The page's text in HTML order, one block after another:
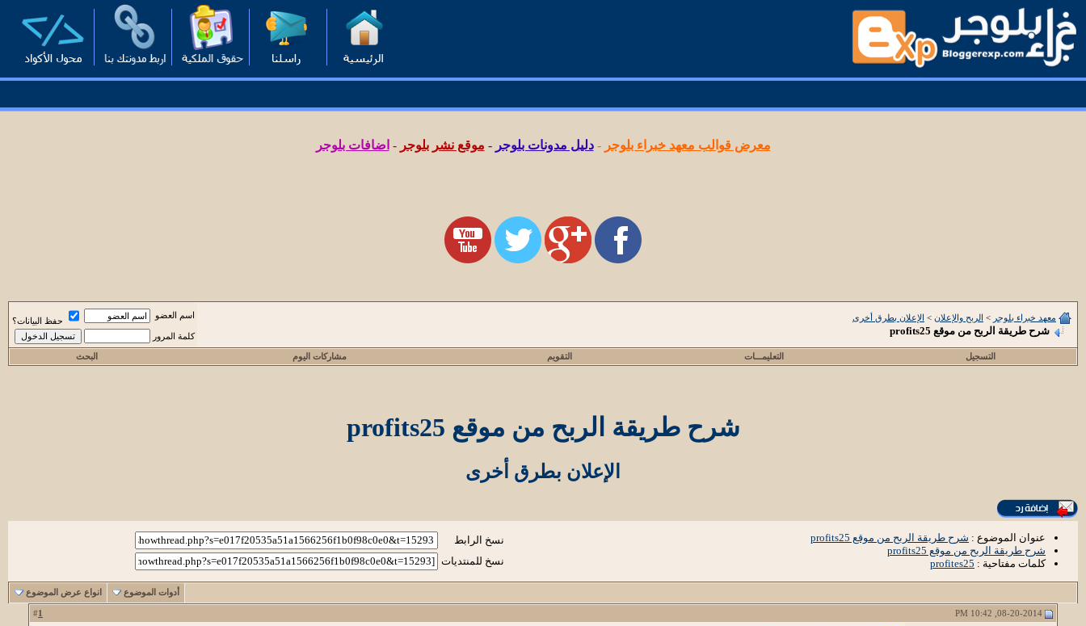
معرض قوالب معهد خبراء بلوجر -دليل مدونات بلوجر - موقع نشر بلوجر - اضافات بلوجر
معهد خبراء بلوجر > الربح والإعلان > الإعلان بطرق أخرى
شرح طريقة الربح من موقع profits25
اسم العضو
حفظ البيانات؟
كلمة المرور
التسجيل التعليمـــات التقويم مشاركات اليوم البحث
شرح طريقة الربح من موقع profits25
الإعلان بطرق أخرى
عنوان الموضوع : شرح طريقة الربح من موقع profits25
شرح طريقة الربح من موقع profits25
كلمات مفتاحية : profites25
نسخ الرابط
نسخ للمنتديات
أدوات الموضوع انواع عرض الموضوع
1